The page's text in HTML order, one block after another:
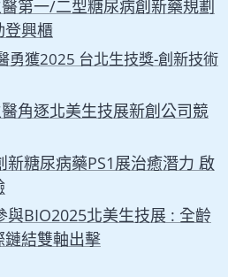
第一/二型糖尿病創新藥規劃
登興櫃
勇獲2025 台北生技獎-創新技術
角逐北美生技展新創公司競
新糖尿病藥PS1展治癒潛力 啟
與BIO2025北美生技展 : 全齡
結雙軸出擊